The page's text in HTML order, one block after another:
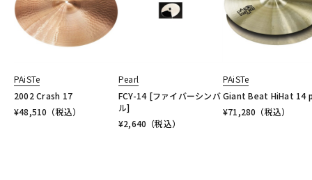
PAiSTe
2002 Crash 17
¥48,510 （税込）
Pearl
FCY-14 [ファイバーシンバ
ル]
¥2,640 （税込）
PAiSTe
Giant Beat HiHat 14
¥71,280 （税込）